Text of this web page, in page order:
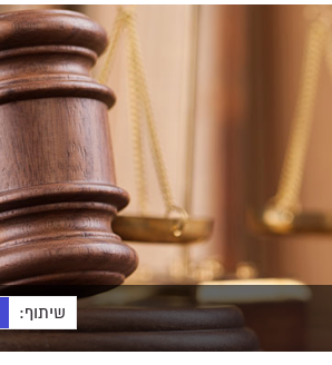
שיתוף: